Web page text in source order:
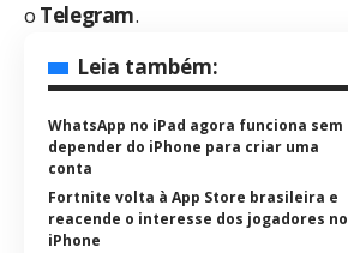
o Telegram.
Leia também:
WhatsApp no iPad agora funciona sem
depender do iPhone para criar uma
conta
Fortnite volta à App Store brasileira e
reacende o interesse dos jogadores no
iPhone